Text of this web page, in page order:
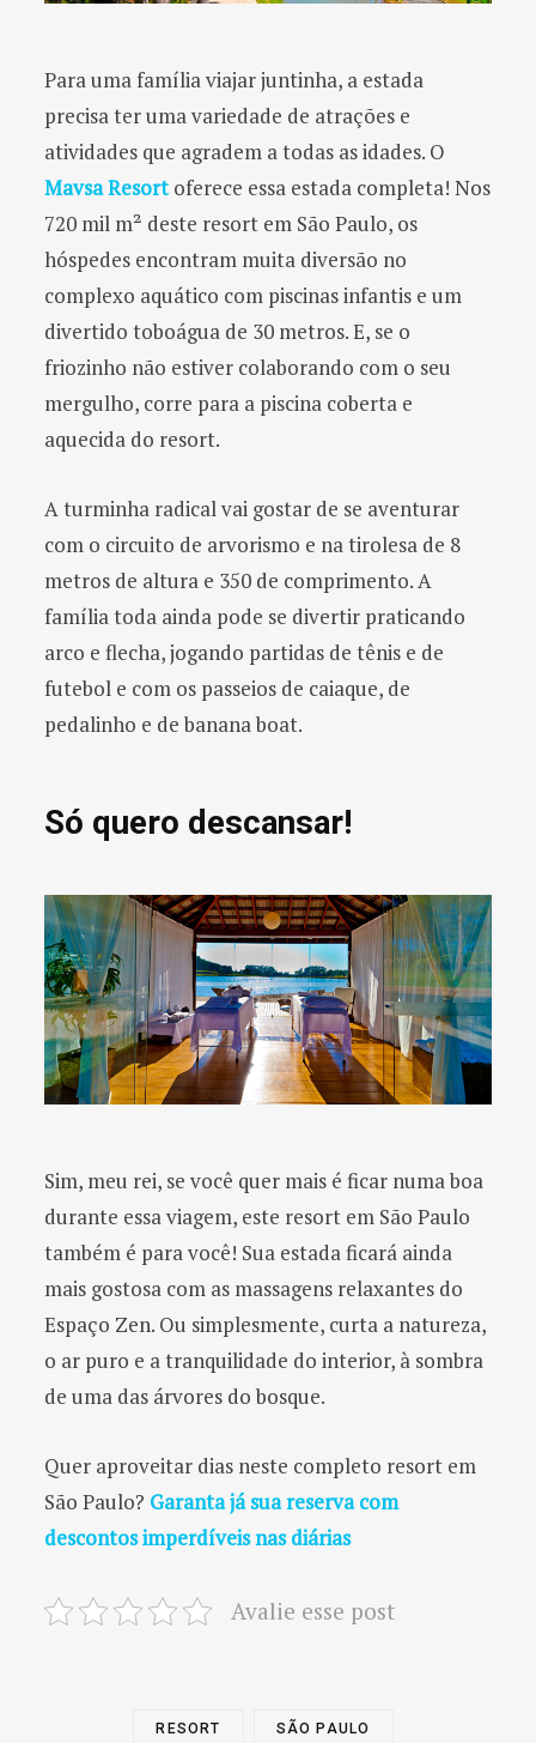
Para uma família viajar juntinha, a estada
precisa ter uma variedade de atrações e
atividades que agradem a todas as idades. O
Mavsa Resort oferece essa estada completa! Nos
720 mil m² deste resort em São Paulo, os
hóspedes encontram muita diversão no
complexo aquático com piscinas infantis e um
divertido toboágua de 30 metros. E, se o
friozinho não estiver colaborando com o seu
mergulho, corre para a piscina coberta e
aquecida do resort.
A turminha radical vai gostar de se aventurar
com o circuito de arvorismo e na tirolesa de 8
metros de altura e 350 de comprimento. A
família toda ainda pode se divertir praticando
arco e flecha, jogando partidas de tênis e de
futebol e com os passeios de caiaque, de
pedalinho e de banana boat.
Só quero descansar!
Sim, meu rei, se você quer mais é ficar numa boa
durante essa viagem, este resort em São Paulo
também é para você! Sua estada ficará ainda
mais gostosa com as massagens relaxantes do
Espaço Zen. Ou simplesmente, curta a natureza,
o ar puro e a tranquilidade do interior, à sombra
de uma das árvores do bosque.
Quer aproveitar dias neste completo resort em
São Paulo? Garanta já sua reserva com
descontos imperdíveis nas diárias
Avalie esse post
RESORT SÃO PAULO